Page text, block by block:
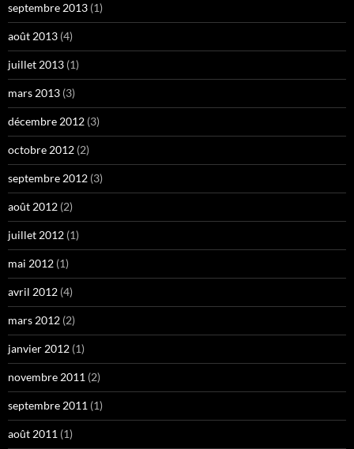
septembre 2013 (1)
août 2013 (4)
juillet 2013 (1)
mars 2013 (3)
décembre 2012 (3)
octobre 2012 (2)
septembre 2012 (3)
août 2012 (2)
juillet 2012 (1)
mai 2012 (1)
avril 2012 (4)
mars 2012 (2)
janvier 2012 (1)
novembre 2011 (2)
septembre 2011 (1)
août 2011 (1)